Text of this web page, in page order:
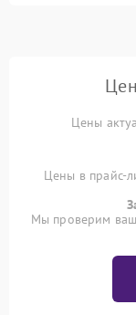
Цены
Цены в прайс-
Мы проверим